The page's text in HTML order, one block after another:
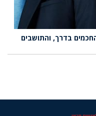
בדרך, והתושבים